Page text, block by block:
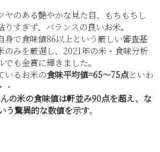
ヤのある艶やかな見た目、もちもちし
すぎず、バランスの良いお米。
身で食味値86以上という厳しい審査基
のみを厳選し、2021年の米・食味分析
も金賞に輝きました。
いるお米の食味平均値=65〜75点といわ
・
の米の食味値は軒並み90点を超え、な
う驚異的な数値を示す。